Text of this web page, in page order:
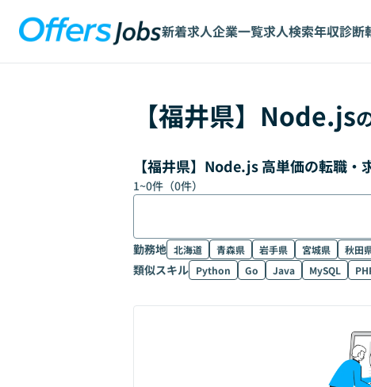
新着求人企業一覧求人検索年収診断
【福井県】 Node.js
【福井県】Node.js 高単価の転職・
1~0件（0件）
勤務地 北海道 青森県 岩手県 宮城県 秋田
類似スキル Python Go Java MySQL